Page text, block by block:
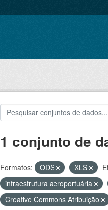
1 conjunto de
Formatos: ODS XLS
infraestrutura aeroportuária
Creative Commons Atribuição